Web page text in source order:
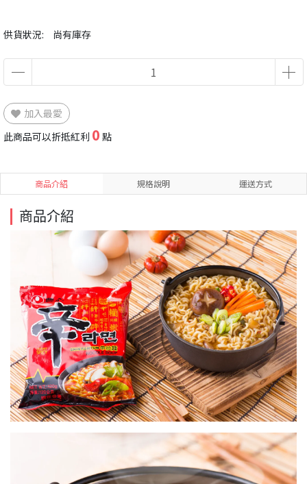
供貨狀況: 尚有庫存
加入最愛
此商品可以折抵紅利 0 點
商品介紹 規格說明 運送方式
商品介紹